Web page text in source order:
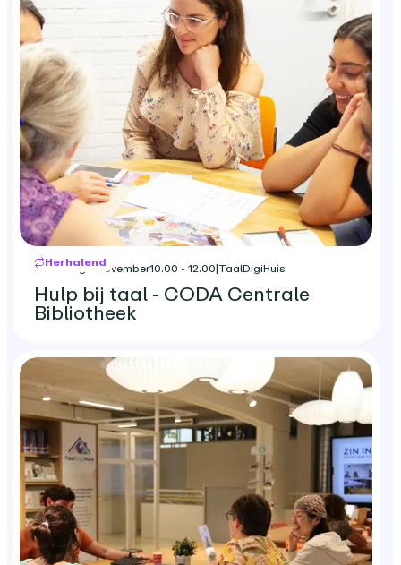
Herhalend
maandag 2 november10.00 - 12.00|TaalDigiHuis
Hulp bij taal - CODA Centrale
Bibliotheek